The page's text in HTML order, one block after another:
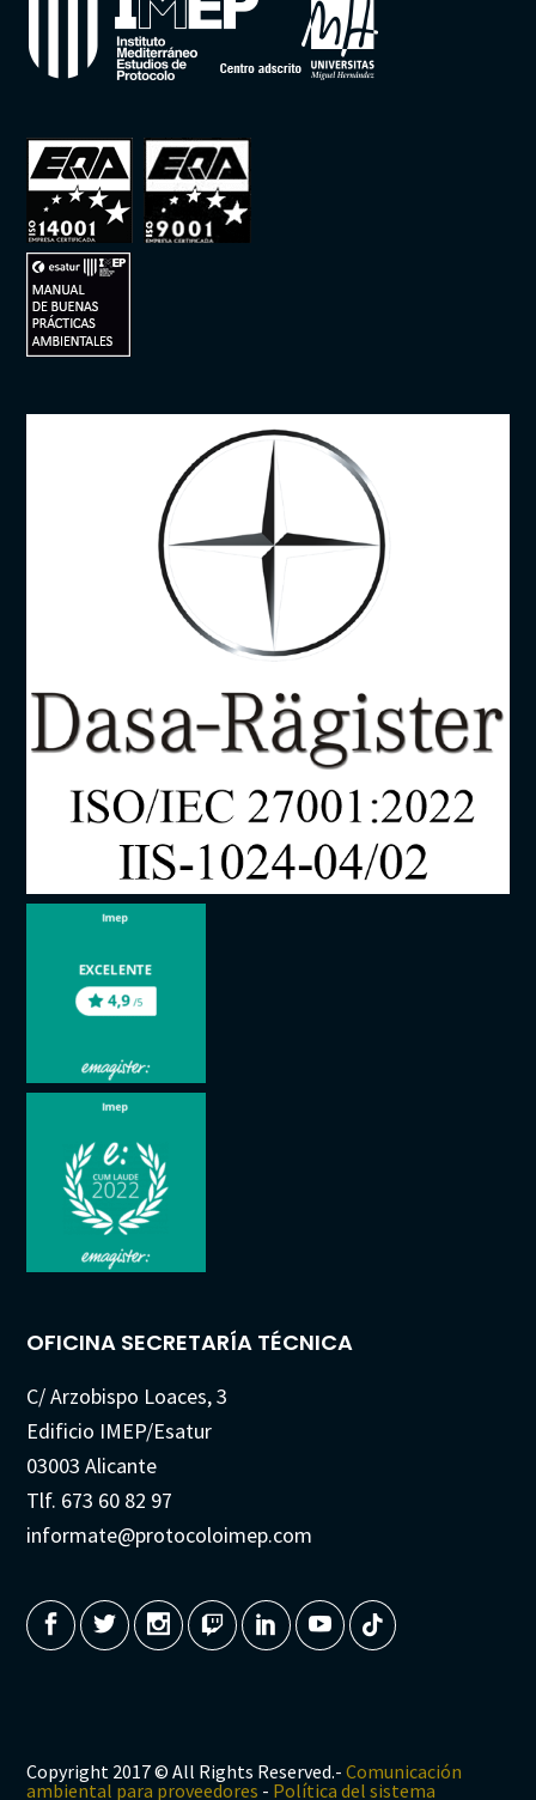
OFICINA SECRETARÍA TÉCNICA
C/ Arzobispo Loaces, 3
Edificio IMEP/Esatur
03003 Alicante
Tlf. 673 60 82 97
informate@protocoloimep.com
Copyright 2017 © All Rights Reserved.-Comunicación
ambiental para proveedores - Política del sistema